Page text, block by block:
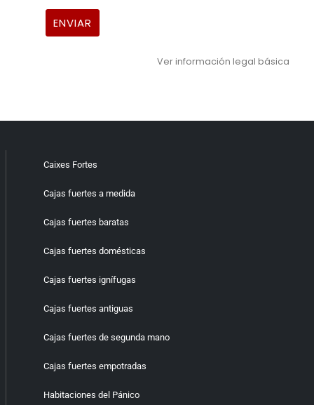
Ver información legal básica
Caixes Fortes
Cajas fuertes a medida
Cajas fuertes baratas
Cajas fuertes domésticas
Cajas fuertes ignífugas
Cajas fuertes antiguas
Cajas fuertes de segunda mano
Cajas fuertes empotradas
Habitaciones del Pánico